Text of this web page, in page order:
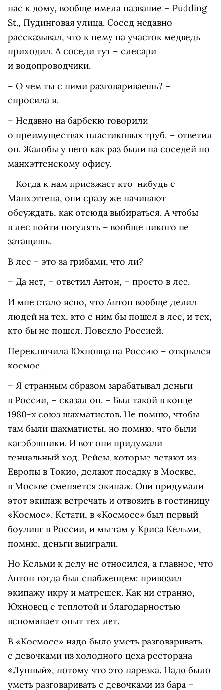
нас к дому, вообще имела название – Pudding
St., Пудинговая улица. Сосед недавно
рассказывал, что к нему на участок медведь
приходил. А соседи тут – слесари
и водопроводчики.
– О чем ты с ними разговариваешь? –
спросила я.
– Недавно на барбекю говорили
о преимуществах пластиковых труб, – ответил
он. Жалобы у него как раз были на соседей по
манхэттенскому офису.
– Когда к нам приезжает кто-нибудь c
Манхэттена, они сразу же начинают
обсуждать, как отсюда выбираться. А чтобы
в лес пойти погулять – вообще никого не
затащишь.
В лес – это за грибами, что ли?
– Да нет, – ответил Антон, – просто в лес.
И мне стало ясно, что Антон вообще делил
людей на тех, кто с ним бы пошел в лес, и тех,
кто бы не пошел. Повеяло Россией.
Переключила Юхновца на Россию – открылся
космос.
– Я странным образом зарабатывал деньги
в России, – сказал он. – Был такой в конце
1980-х союз шахматистов. Не помню, чтобы
там были шахматисты, но помню, что были
кагэбэшники. И вот они придумали
гениальный ход. Рейсы, которые летают из
Европы в Токио, делают посадку в Москве,
в Москве сменяется экипаж. Они придумали
этот экипаж встречать и отвозить в гостиницу
«Космос». Кстати, в «Космосе» был первый
боулинг в России, и мы там у Криса Кельми,
помню, деньги выиграли.
Но Кельми к делу не относился, а главное, что
Антон тогда был снабженцем: привозил
экипажу икру и матрешек. Как ни странно,
Юхновец с теплотой и благодарностью
вспоминает опыт тех лет.
В «Космосе» надо было уметь разговаривать
с девочками из холодного цеха ресторана
«Лунный», потому что это нарезка. Надо было
уметь разговаривать с девочками из бара –